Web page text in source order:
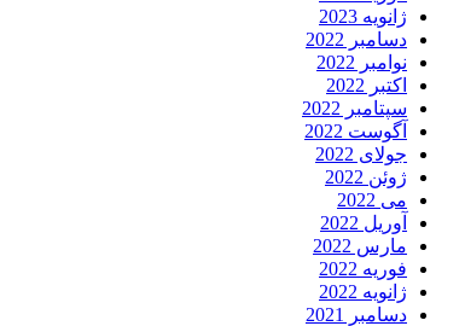
ژانویه 2023
دسامبر 2022
نوامبر 2022
اکتبر 2022
سپتامبر 2022
آگوست 2022
جولای 2022
ژوئن 2022
می 2022
آوریل 2022
مارس 2022
فوریه 2022
ژانویه 2022
دسامبر 2021